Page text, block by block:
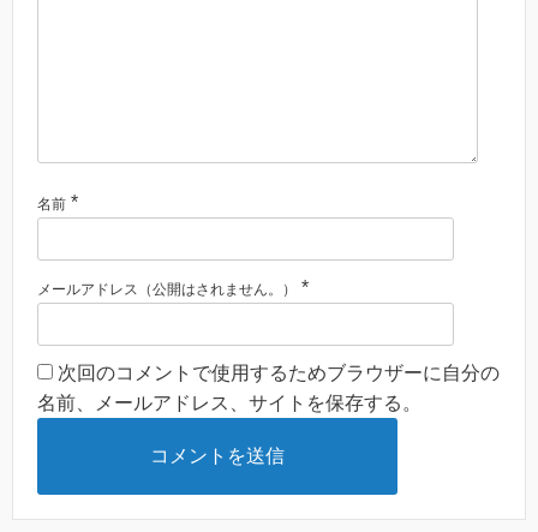
名前 *
メールアドレス（公開はされません。） *
次回のコメントで使用するためブラウザーに自分の
名前、メールアドレス、サイトを保存する。